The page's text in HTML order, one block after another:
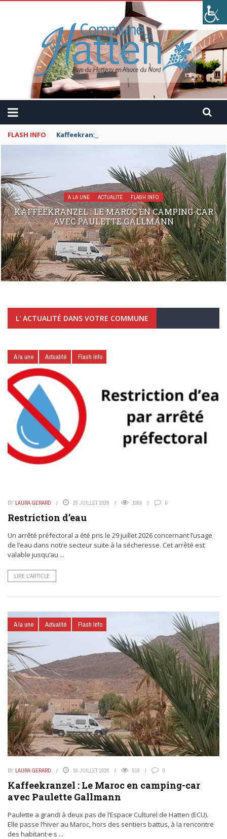
FLASH INFO Kaffeekranzel : Le Maroc en camping-car avec
A LA UNE ACTUALITÉ FLASH INFO
KAFFEEKRANZEL : LE MAROC EN CAMPING-CAR
AVEC PAULETTE GALLMANN
L' ACTUALITÉ DANS VOTRE COMMUNE
A la une Actualité Flash Info
BY LAURA GERARD 29 JUILLET 2026 1056 0
Restriction d’eau
Un arrêté préfectoral a été pris le 29 juillet 2026 concernant l’usage
de l’eau dans notre secteur suite à la sécheresse. Cet arrêté est
valable jusqu’au ...
LIRE L’ARTICLE
A la une Actualité Flash Info
BY LAURA GERARD 16 JUILLET 2026 519 0
Kaffeekranzel : Le Maroc en camping-car
avec Paulette Gallmann
Paulette a grandi à deux pas de l’Espace Culturel de Hatten (ECU).
Elle passe l’hiver au Maroc, hors des sentiers battus, à la rencontre
des habitant·e·s ...